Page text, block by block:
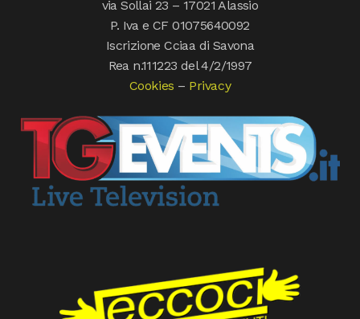
via Sollai 23 – 17021 Alassio
P. Iva e CF 01075640092
Iscrizione Cciaa di Savona
Rea n.111223 del 4/2/1997
Cookies – Privacy